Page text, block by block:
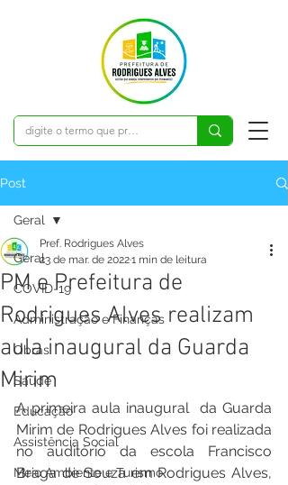
Post
Geral
COVID-19
Administração e Finanças
Obras
Saúde
Educação
Assistência Social
Meio Ambiente e Turismo
Geral
PM e Prefeitura de
Rodrigues Alves realizam
aula inaugural da Guarda
Mirim
Pref. Rodrigues Alves
23 de mar. de 20221 min de leitura
A primeira aula inaugural  da Guarda
Mirim de Rodrigues Alves foi realizada
no auditório da escola Francisco
Braga de Souza em Rodrigues Alves,